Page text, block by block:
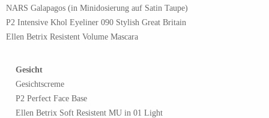
NARS Galapagos (in Minidosierung auf Satin Taupe)
P2 Intensive Khol Eyeliner 090 Stylish Great Britain
Ellen Betrix Resistent Volume Mascara
Gesicht
Gesichtscreme
P2 Perfect Face Base
Ellen Betrix Soft Resistent MU in 01 Light